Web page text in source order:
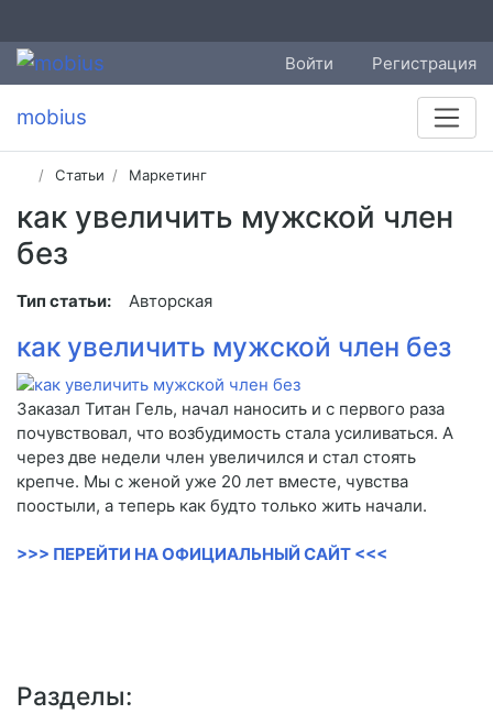
Войти Регистрация
mobius
Статьи Маркетинг
как увеличить мужской член
без
Тип статьи: Авторская
как увеличить мужской член без
Заказал Титан Гель, начал наносить и с первого раза
почувствовал, что возбудимость стала усиливаться. А
через две недели член увеличился и стал стоять
крепче. Мы с женой уже 20 лет вместе, чувства
поостыли, а теперь как будто только жить начали.
>>> ПЕРЕЙТИ НА ОФИЦИАЛЬНЫЙ САЙТ <<<
Разделы: